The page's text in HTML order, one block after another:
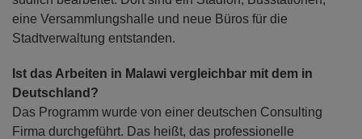
eine Versammlungshalle und neue Büros für die
Stadtverwaltung entstanden.
Ist das Arbeiten in Malawi vergleichbar mit dem in
Deutschland?
Das Programm wurde von einer deutschen Consulting
Firma durchgeführt. Das heißt, das professionelle